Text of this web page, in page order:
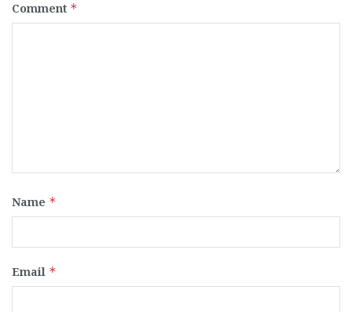
Comment *
Name *
Email *